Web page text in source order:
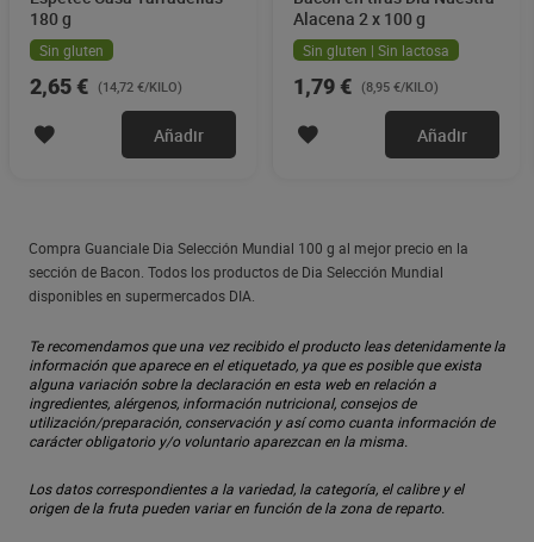
180 g
Sin gluten
2,65 € (14,72 €/KILO)
Añadir
Alacena 2 x 100 g
Sin gluten | Sin lactosa
1,79 € (8,95 €/KILO)
Añadir
Compra Guanciale Dia Selección Mundial 100 g al mejor precio en la
sección de Bacon. Todos los productos de Dia Selección Mundial
disponibles en supermercados DIA.
Te recomendamos que una vez recibido el producto leas detenidamente la
información que aparece en el etiquetado, ya que es posible que exista
alguna variación sobre la declaración en esta web en relación a
ingredientes, alérgenos, información nutricional, consejos de
utilización/preparación, conservación y así como cuanta información de
carácter obligatorio y/o voluntario aparezcan en la misma.
Los datos correspondientes a la variedad, la categoría, el calibre y el
origen de la fruta pueden variar en función de la zona de reparto.